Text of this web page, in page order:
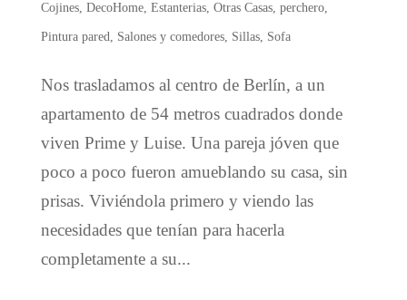
Cojines, DecoHome, Estanterias, Otras Casas, perchero,
Pintura pared, Salones y comedores, Sillas, Sofa
Nos trasladamos al centro de Berlín, a un
apartamento de 54 metros cuadrados donde
viven Prime y Luise. Una pareja jóven que
poco a poco fueron amueblando su casa, sin
prisas. Viviéndola primero y viendo las
necesidades que tenían para hacerla
completamente a su...